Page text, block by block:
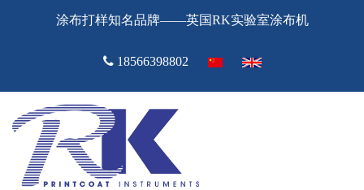
涂布打样知名品牌——英国RK实验室涂布机
18566398802